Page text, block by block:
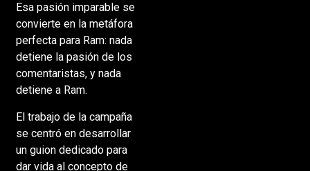
Esa pasión imparable se
convierte en la metáfora
perfecta para Ram: nada
detiene la pasión de los
comentaristas, y nada
detiene a Ram.
El trabajo de la campaña
se centró en desarrollar
un guion dedicado para
dar vida al concepto de